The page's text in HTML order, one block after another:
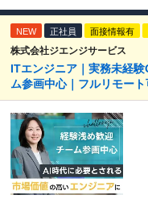
NEW 正社員 面接情報有
株式会社ジエンジサービス
ITエンジニア｜実務未経
ム参画中心｜フルリモー